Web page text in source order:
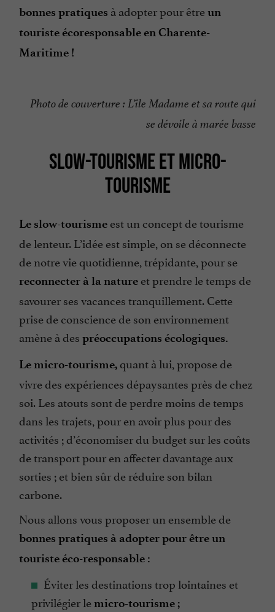
bonnes pratiques à adopter pour êtreun
touriste écoresponsable en Charente-
Maritime !
Photo de couverture : L’île Madame et sa route qui
se dévoile à marée basse
SLOW-TOURISME ET MICRO-
TOURISME
Le slow-tourisme est un concept de tourisme
de lenteur. L’idée est simple, on se déconnecte
de notre vie quotidienne, trépidante, pour se
reconnecter à la nature et prendre le temps de
savourer ses vacances tranquillement. Cette
prise de conscience de son environnement
amène à des préoccupations écologiques.
Le micro-tourisme,quant à lui, propose de
vivre des expériences dépaysantes près de chez
soi. Les atouts sont de perdre moins de temps
dans les trajets, pour en avoir plus pour des
activités ; d’économiser du budget sur les coûts
de transport pour en affecter davantage aux
sorties ; et bien sûr de réduire son bilan
carbone.
Nous allons vous proposer un ensemble de
bonnes pratiques à adopter pour être un
touriste éco-responsable :
Éviter les destinations trop lointaines et
privilégier le micro-tourisme ;